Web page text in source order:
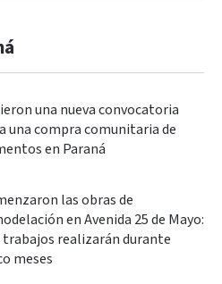
una nueva convocatoria
una compra comunitaria de
en Paraná
las obras de
en Avenida 25 de Mayo:
trabajos realizarán durante
meses